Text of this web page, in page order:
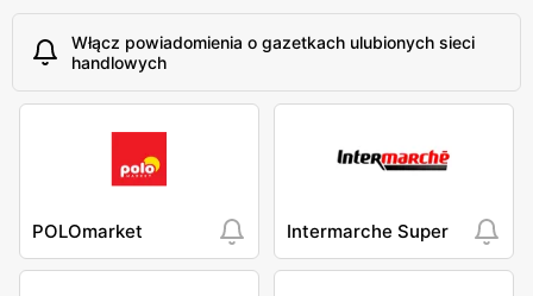
Włącz powiadomienia o gazetkach ulubionych sieci
handlowych
POLOmarket Intermarche Super